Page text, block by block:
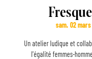
sam. 02 mars
Un atelier ludique et
l'égalité femmes-